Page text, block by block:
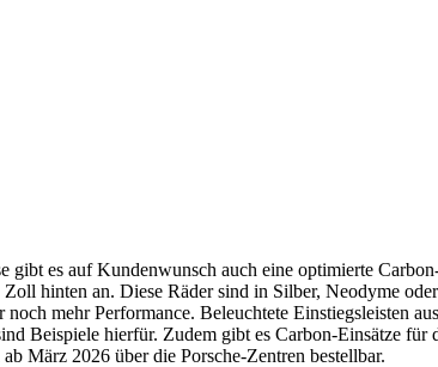
es auf Kundenwunsch auch eine optimierte
hinten an. Diese Räder sind in Silber, Neodyme
mehr Performance. Beleuchtete Einstiegsleisten
Beispiele hierfür. Zudem gibt es Carbon-Einsätze
März 2026 über die Porsche-Zentren bestellbar.